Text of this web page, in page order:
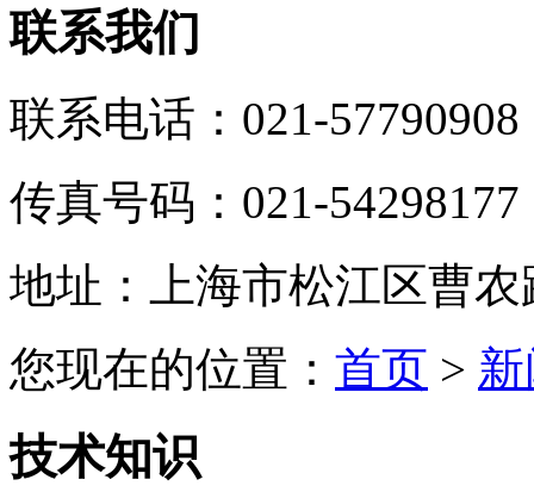
联系我们
联系电话：021-57790908
传真号码：021-54298177
地址：上海市松江区曹农
您现在的位置： 首页 >
技术知识